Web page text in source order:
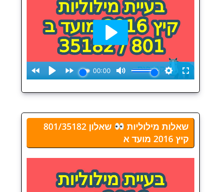
שאלות מילוליות
שאלון 801/35182
קיץ 2016 מועד א